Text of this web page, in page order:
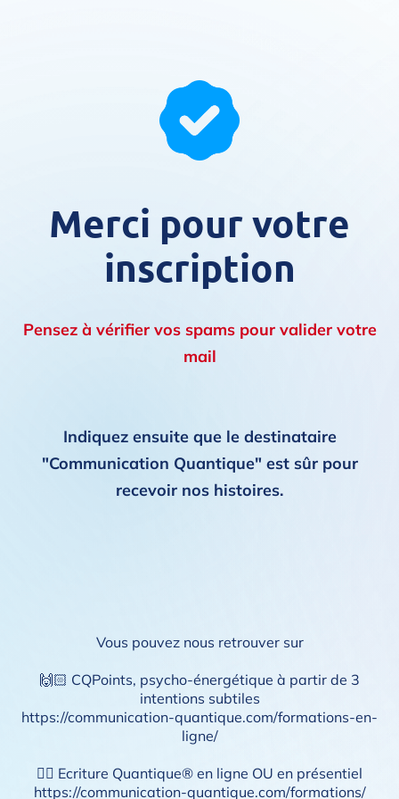
Merci pour votre
inscription
Pensez à vérifier vos spams pour valider votre
mail
Indiquez ensuite que le destinataire
"Communication Quantique" est sûr pour
recevoir nos histoires.
Vous pouvez nous retrouver sur
🙌🏻 CQPoints, psycho-énergétique à partir de 3
intentions subtiles
https://communication-quantique.com/formations-en-
ligne/
✍🏻 Ecriture Quantique® en ligne OU en présentiel
https://communication-quantique.com/formations/